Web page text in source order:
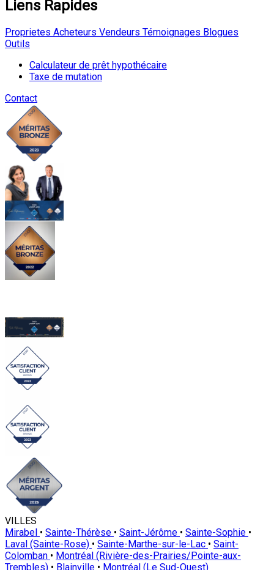
Liens Rapides
Proprietes Acheteurs Vendeurs Témoignages Blogues
Outils
Calculateur de prêt hypothécaire
Taxe de mutation
Contact
VILLES
Mirabel • Sainte-Thérèse • Saint-Jérôme • Sainte-Sophie •
Laval (Sainte-Rose) • Sainte-Marthe-sur-le-Lac • Saint-
Colomban • Montréal (Rivière-des-Prairies/Pointe-aux-
Trembles) • Blainville • Montréal (Le Sud-Ouest)